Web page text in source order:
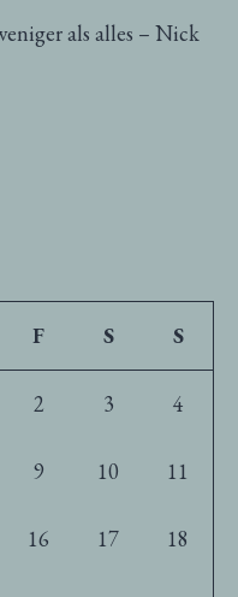
als alles – Nick
F S S
2 3 4
9 10 11
16 17 18